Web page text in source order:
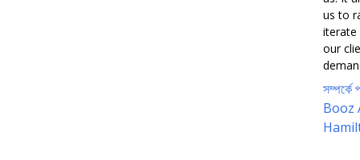
us to
iterate
our
সম্পর্কে
Booz